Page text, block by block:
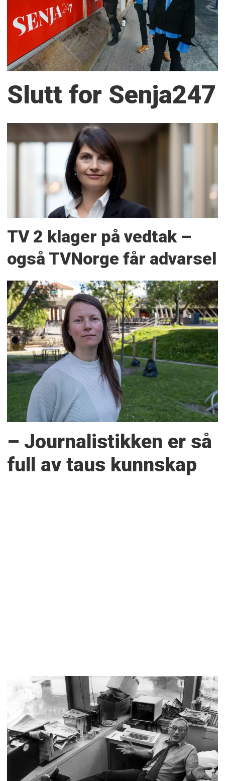
Slutt for Senja247
TV 2 klager på vedtak –
også TVNorge får advarsel
– Journalistikken er så
full av taus kunnskap